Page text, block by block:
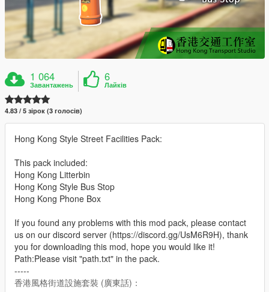
1 064
Завантажень
6
Лайків
4.83 / 5 зірок (3 голосів)
Hong Kong Style Street Facilities Pack:
This pack included:
Hong Kong Litterbin
Hong Kong Style Bus Stop
Hong Kong Phone Box
If you found any problems with this mod pack, please contact
us on our discord server (https://discord.gg/UsM6R9H), thank
you for downloading this mod, hope you would like it!
Path:Please visit "path.txt" in the pack.
-----
香港風格街道設施套裝 (廣東話)：